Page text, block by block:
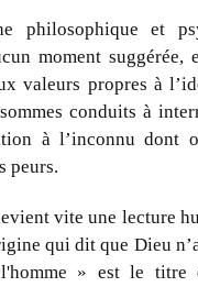
philosophique et
moment suggérée,
valeurs propres à
conduits à
à l’inconnu dont
peurs.
vite une lecture
qui dit que Dieu
» est le titre